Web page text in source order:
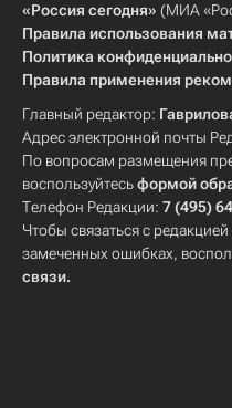
«Россия сегодня» (МИА
Правила использования
Политика
Правила применения
Главный редактор:
Адрес электронной почты
По вопросам размещения
воспользуйтесьформой
Телефон Редакции: 7 (495)
Чтобы связаться с
замеченных ошибках,
связи.